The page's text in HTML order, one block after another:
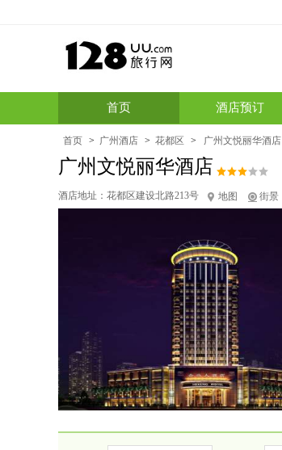
首页 酒店预订
首页 > 广州酒店 > 花都区 > 广州文悦丽华酒店
广州文悦丽华酒店
酒店地址： 花都区建设北路213号 地图 街景